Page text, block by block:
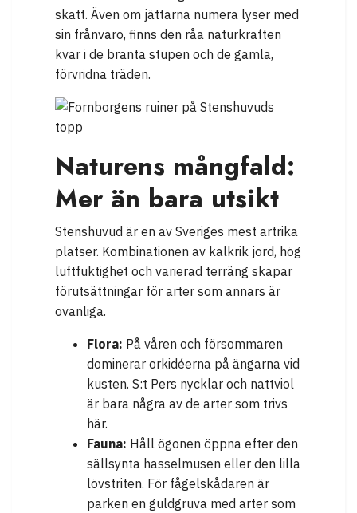
skatt. Även om jättarna numera lyser med
sin frånvaro, finns den råa naturkraften
kvar i de branta stupen och de gamla,
förvridna träden.
Naturens mångfald:
Mer än bara utsikt
Stenshuvud är en av Sveriges mest artrika
platser. Kombinationen av kalkrik jord, hög
luftfuktighet och varierad terräng skapar
förutsättningar för arter som annars är
ovanliga.
Flora: På våren och försommaren
dominerar orkidéerna på ängarna vid
kusten. S:t Pers nycklar och nattviol
är bara några av de arter som trivs
här.
Fauna: Håll ögonen öppna efter den
sällsynta hasselmusen eller den lilla
lövstriten. För fågelskådaren är
parken en guldgruva med arter som